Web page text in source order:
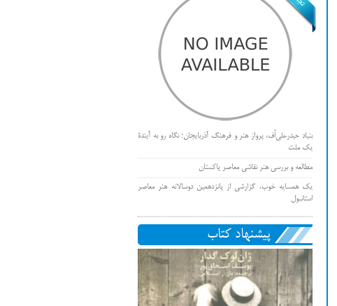
بنیاد حیدرعلی‌اُف، پرواز هنر و فرهنگ آذربایجان؛ نگاه رو به آیندۀ
یک ملت
مطالعه و بررسی هنر نقاشی معاصر پاکستان
یک همسایه خوب، گزارشی از پانزدهمین دوسالانه هنر معاصر
استانبول
پیشنهاد کتاب